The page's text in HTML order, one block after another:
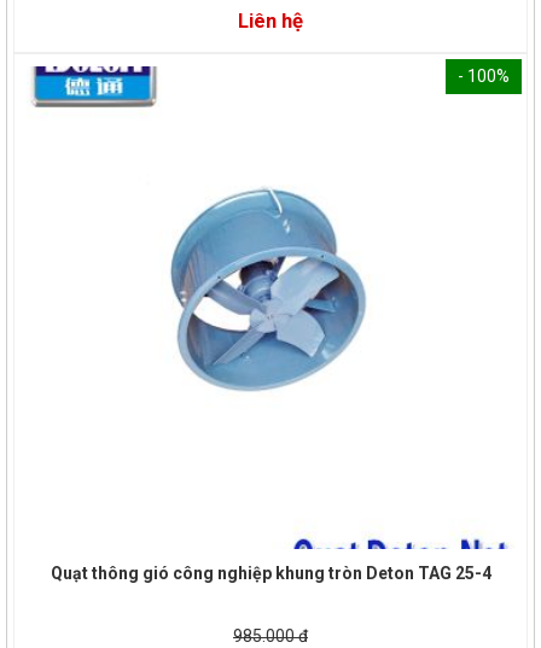
Liên hệ
- 100%
Quạt thông gió công nghiệp khung tròn Deton TAG 25-4
985.000 đ